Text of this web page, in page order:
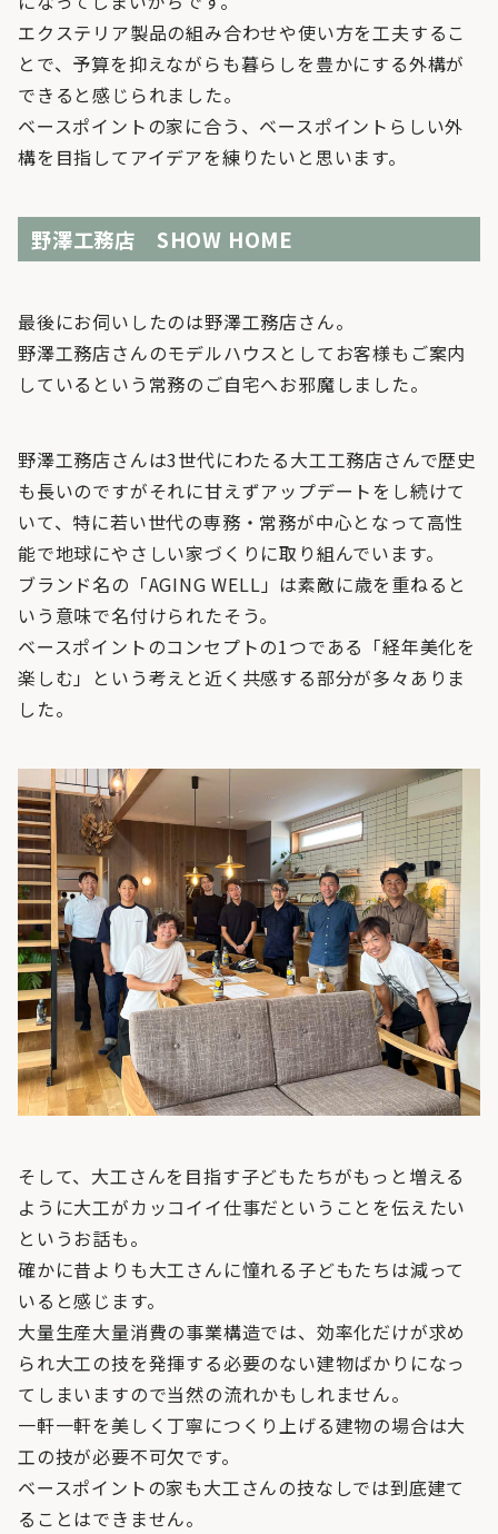
エクステリア製品の組み合わせや使い方を工夫するこ
とで、予算を抑えながらも暮らしを豊かにする外構が
できると感じられました。
ベースポイントの家に合う、ベースポイントらしい外
構を目指してアイデアを練りたいと思います。
野澤工務店 SHOW HOME
最後にお伺いしたのは野澤工務店さん。
野澤工務店さんのモデルハウスとしてお客様もご案内
しているという常務のご自宅へお邪魔しました。
野澤工務店さんは3世代にわたる大工工務店さんで歴史
も長いのですがそれに甘えずアップデートをし続けて
いて、特に若い世代の専務・常務が中心となって高性
能で地球にやさしい家づくりに取り組んでいます。
ブランド名の「AGING WELL」は素敵に歳を重ねると
いう意味で名付けられたそう。
ベースポイントのコンセプトの1つである「経年美化を
楽しむ」という考えと近く共感する部分が多々ありま
した。
そして、大工さんを目指す子どもたちがもっと増える
ように大工がカッコイイ仕事だということを伝えたい
というお話も。
確かに昔よりも大工さんに憧れる子どもたちは減って
いると感じます。
大量生産大量消費の事業構造では、効率化だけが求め
られ大工の技を発揮する必要のない建物ばかりになっ
てしまいますので当然の流れかもしれません。
一軒一軒を美しく丁寧につくり上げる建物の場合は大
工の技が必要不可欠です。
ベースポイントの家も大工さんの技なしでは到底建て
ることはできません。